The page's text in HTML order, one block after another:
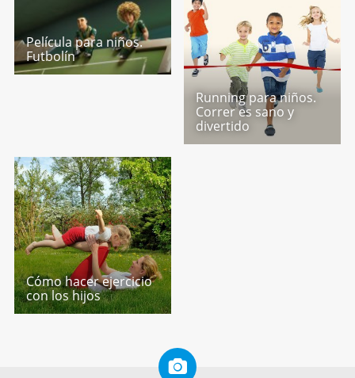
Película para niños.
Futbolín
Running para niños.
Correr es sano y
divertido
Cómo hacer ejercicio
con los hijos